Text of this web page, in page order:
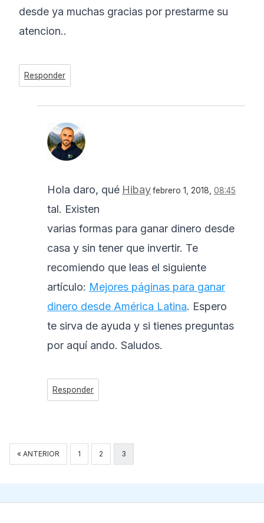
desde ya muchas gracias por prestarme su
atencion..
Responder
Hibayfebrero 1, 2018, 08:45
Hola daro, qué
tal. Existen
varias formas para ganar dinero desde
casa y sin tener que invertir. Te
recomiendo que leas el siguiente
artículo: Mejores páginas para ganar
dinero desde América Latina. Espero
te sirva de ayuda y si tienes preguntas
por aquí ando. Saludos.
Responder
Navegación
de
« ANTERIOR 1 2 3